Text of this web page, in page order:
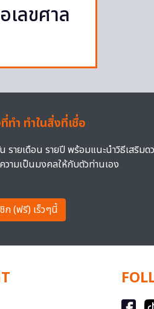
ลขศาล
ทำ ทำในสิ่งที่เชื่อ
รายเดือน รายปี พร้อมแนะนำวิธีเสริมด
ามเป็นมงคลให้กับตัวท่านเอง
ก (ฟรี) เร็วๆนี้